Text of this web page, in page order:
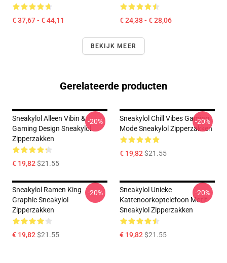
€ 37,67 - € 44,11 € 24,38 - € 28,06
BEKIJK MEER
Gerelateerde producten
Sneakylol Alleen Vibin &
Gaming Design Sneakylol
Zipperzakken
€ 19,82$21.55
-20%
Sneakylol Chill Vibes Gaming
Mode Sneakylol Zipperzakken
€ 19,82$21.55
-20%
Sneakylol Ramen King
Graphic Sneakylol
Zipperzakken
€ 19,82$21.55
-20%
Sneakylol Unieke
Kattenoorkoptelefoon Motif
Sneakylol Zipperzakken
€ 19,82$21.55
-20%